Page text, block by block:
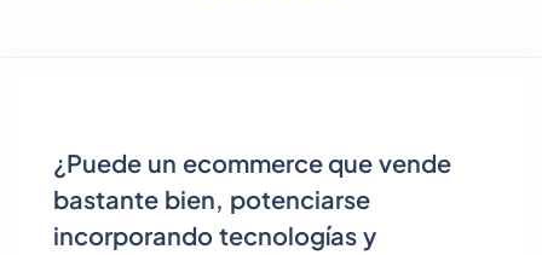
¿Puede un ecommerce que vende
bastante bien, potenciarse
incorporando tecnologías y